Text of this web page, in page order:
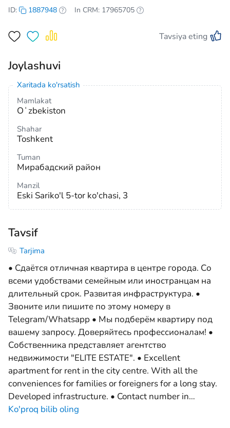
ID: 1887948 In CRM: 17965705
Tavsiya eting
Joylashuvi
Xaritada ko'rsatish
Mamlakat
Oʻzbekiston
Shahar
Toshkent
Tuman
Мирабадский район
Manzil
Eski Sariko'l 5-tor ko'chasi, 3
Tavsif
Tarjima
• Сдаётся отличная квартира в центре города. Со
всеми удобствами семейным или иностранцам на
длительный срок. Развитая инфраструктура. •
Звоните или пишите по этому номеру в
Telegram/Whatsapp • Мы подберём квартиру под
вашему запросу. Доверяйтесь профессионалам! •
Собственника представляет агентство
недвижимости "ELITE ESTATE". • Excellent
apartment for rent in the city centre. With all the
conveniences for families or foreigners for a long stay.
Developed infrastructure. • Contact number in…
Ko'proq bilib oling